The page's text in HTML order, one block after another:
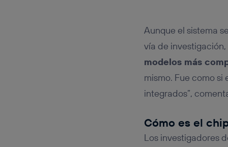
Aunque el sistema
vía de investigación,
modelos más
mismo. Fue como
integrados”,
Cómo es el
Los investigadores